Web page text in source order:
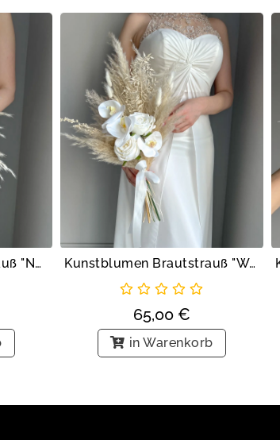
Kunstblumen Brautstrauß "Nude Rosen" Kunstblumen Brautstrauß "Weisse Orchidee"
65,00 €
in Warenkorb